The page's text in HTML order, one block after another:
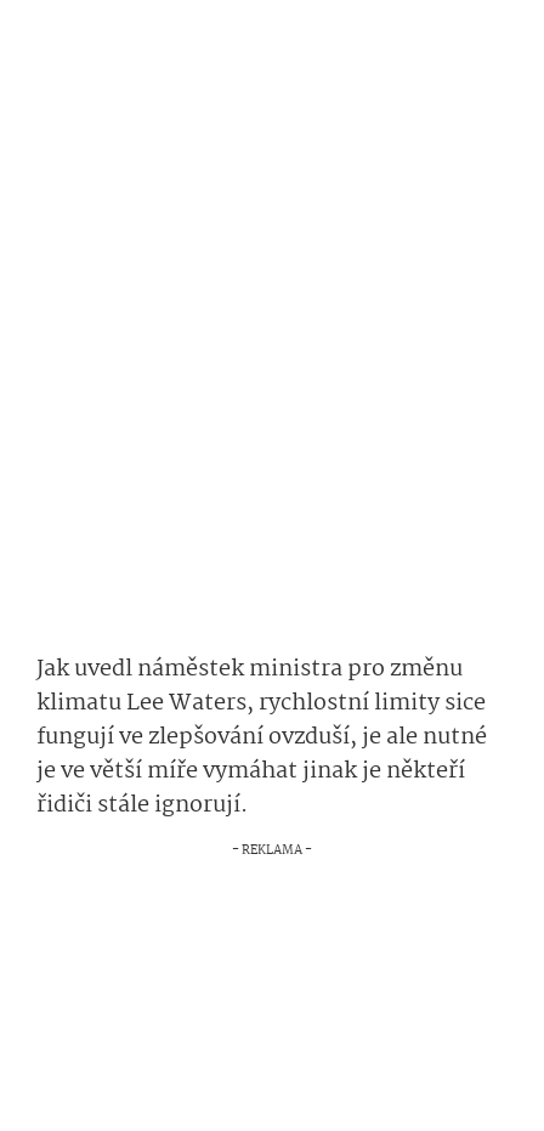
Jak uvedl náměstek ministra pro změnu
klimatu Lee Waters, rychlostní limity sice
fungují ve zlepšování ovzduší, je ale nutné
je ve větší míře vymáhat jinak je někteří
řidiči stále ignorují.